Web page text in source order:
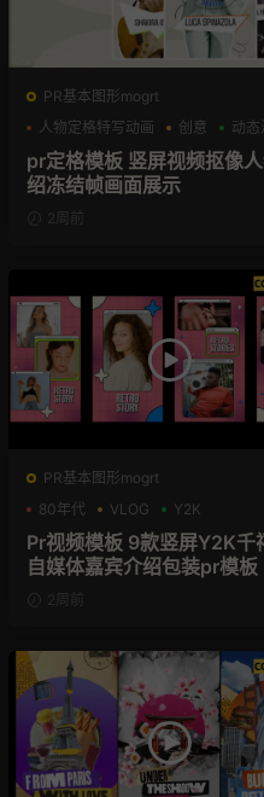
PR基本图形mogrt
人物定格特写动画
创意 动态
pr定格模板 竖屏视频抠像
绍冻结帧画面展示
2周前
PR基本图形mogrt
80年代
VLOG Y2K
Pr视频模板 9款竖屏Y2K千
自媒体嘉宾介绍包装pr模板
2周前